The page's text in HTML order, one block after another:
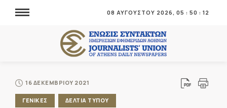
08 ΑΥΓΟΥΣΤΟΥ 2026, 05 : 50 : 12
16 ΔΕΚΕΜΒΡΙΟΥ 2021
ΓΕΝΙΚΕΣ ΔΕΛΤΙΑ ΤΥΠΟΥ